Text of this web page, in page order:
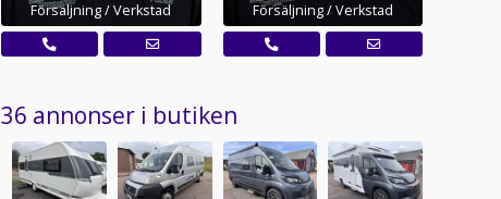
Försäljning / Verkstad Försäljning / Verkstad
36 annonser i butiken